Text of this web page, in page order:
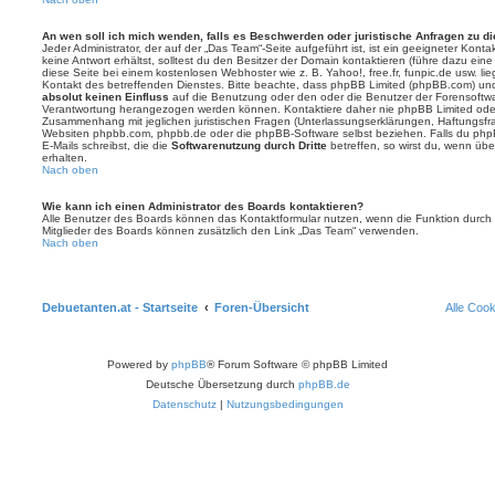
An wen soll ich mich wenden, falls es Beschwerden oder juristische Anfragen zu
Jeder Administrator, der auf der „Das Team“-Seite aufgeführt ist, ist ein geeigneter
keine Antwort erhältst, solltest du den Besitzer der Domain kontaktieren (führe dazu eine
diese Seite bei einem kostenlosen Webhoster wie z. B. Yahoo!, free.fr, funpic.de usw.
Kontakt des betreffenden Dienstes. Bitte beachte, dass phpBB Limited (phpBB.com)
absolut keinen Einfluss auf die Benutzung oder den oder die Benutzer der
Verantwortung herangezogen werden können. Kontaktiere daher nie phpBB Limited
Zusammenhang mit jeglichen juristischen Fragen (Unterlassungserklärungen,
Websiten phpbb.com, phpbb.de oder die phpBB-Software selbst beziehen. Falls du
E-Mails schreibst, die die Softwarenutzung durch Dritte betreffen, so wirst du, wenn
erhalten.
Nach oben
Wie kann ich einen Administrator des Boards kontaktieren?
Alle Benutzer des Boards können das Kontaktformular nutzen, wenn die Funktion
Mitglieder des Boards können zusätzlich den Link „Das Team“ verwenden.
Nach oben
Debuetanten.at - Startseite Foren-Übersicht Alle
Powered by phpBB® Forum Software © phpBB Limited
Deutsche Übersetzung durch phpBB.de
Datenschutz | Nutzungsbedingungen